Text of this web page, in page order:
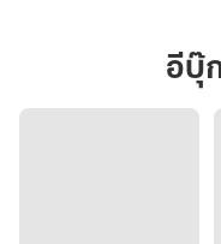
สตรี
อีบุ๊